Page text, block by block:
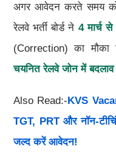
अगर आवेदन करते समय
रेलवे भर्ती बोर्ड ने 4मार्च से
(Correction) का मौका
चयनित रेलवे जोन में बदलाव
Also Read:-KVS
TGT, PRT और नॉन-
जल्द करें आवेदन!